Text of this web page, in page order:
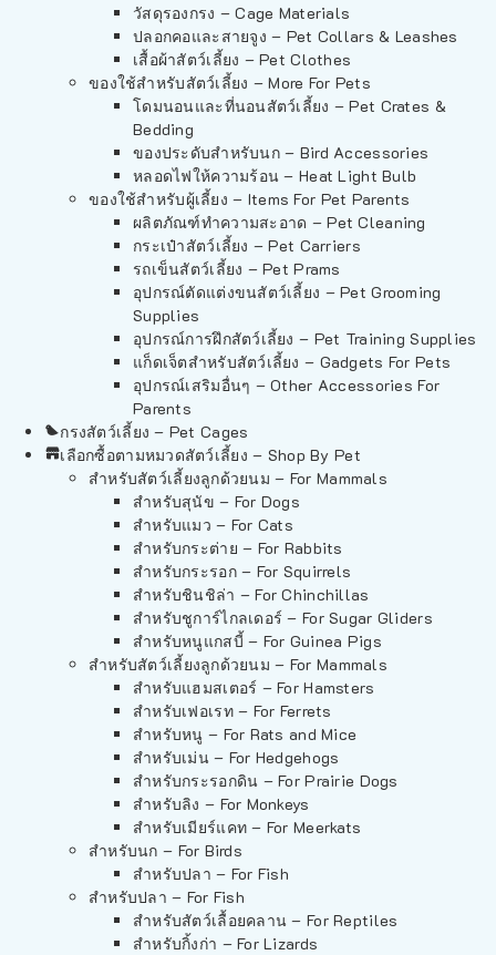
วัสดุรองกรง – Cage Materials
ปลอกคอและสายจูง – Pet Collars & Leashes
เสื้อผ้าสัตว์เลี้ยง – Pet Clothes
ของใช้สำหรับสัตว์เลี้ยง – More For Pets
โดมนอนและที่นอนสัตว์เลี้ยง – Pet Crates &
Bedding
ของประดับสำหรับนก – Bird Accessories
หลอดไฟให้ความร้อน – Heat Light Bulb
ของใช้สำหรับผู้เลี้ยง – Items For Pet Parents
ผลิตภัณฑ์ทำความสะอาด – Pet Cleaning
กระเป๋าสัตว์เลี้ยง – Pet Carriers
รถเข็นสัตว์เลี้ยง – Pet Prams
อุปกรณ์ตัดแต่งขนสัตว์เลี้ยง – Pet Grooming
Supplies
อุปกรณ์การฝึกสัตว์เลี้ยง – Pet Training Supplies
แก็ดเจ็ตสำหรับสัตว์เลี้ยง – Gadgets For Pets
อุปกรณ์เสริมอื่นๆ – Other Accessories For
Parents
กรงสัตว์เลี้ยง – Pet Cages
เลือกซื้อตามหมวดสัตว์เลี้ยง – Shop By Pet
สำหรับสัตว์เลี้ยงลูกด้วยนม – For Mammals
สำหรับสุนัข – For Dogs
สำหรับแมว – For Cats
สำหรับกระต่าย – For Rabbits
สำหรับกระรอก – For Squirrels
สำหรับชินชิล่า – For Chinchillas
สำหรับชูการ์ไกลเดอร์ – For Sugar Gliders
สำหรับหนูแกสบี้ – For Guinea Pigs
สำหรับสัตว์เลี้ยงลูกด้วยนม – For Mammals
สำหรับแฮมสเตอร์ – For Hamsters
สำหรับเฟอเรท – For Ferrets
สำหรับหนู – For Rats and Mice
สำหรับเม่น – For Hedgehogs
สำหรับกระรอกดิน – For Prairie Dogs
สำหรับลิง – For Monkeys
สำหรับเมียร์แคท – For Meerkats
สำหรับนก – For Birds
สำหรับปลา – For Fish
สำหรับปลา – For Fish
สำหรับสัตว์เลื้อยคลาน – For Reptiles
สำหรับกิ้งก่า – For Lizards